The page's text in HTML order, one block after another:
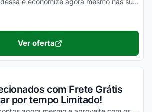
Não fique de fora dessa e economize agora mesmo nas suas compras!
funcionou
Ver oferta
com Frete Grátis
por tempo Limitado!